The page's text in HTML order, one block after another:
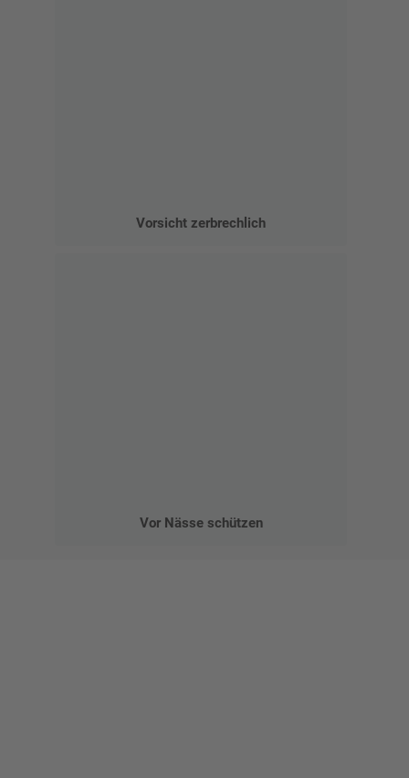
Vorsicht zerbrechlich
Vor Nässe schützen